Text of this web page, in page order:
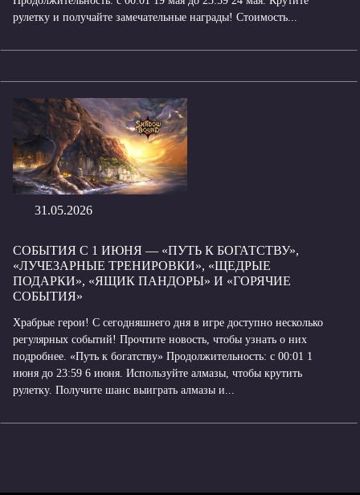
рулетку и получайте замечательные награды! Стоимость...
31.05.2026
СОБЫТИЯ С 1 ИЮНЯ — «ПУТЬ К БОГАТСТВУ»,
«ЛУЧЕЗАРНЫЕ ТРЕНИРОВКИ», «ЩЕДРЫЕ
ПОДАРКИ», «ЯЩИК ПАНДОРЫ» И «ГОРЯЧИЕ
СОБЫТИЯ»
Храбрые герои! С сегодняшнего дня в игре доступно несколько
регулярных событий! Прочтите новость, чтобы узнать о них
подробнее. «Путь к богатству» Продолжительность: с 00:01 1
июня до 23:59 6 июня. Используйте алмазы, чтобы крутить
рулетку. Получите шанс выиграть алмазы и...